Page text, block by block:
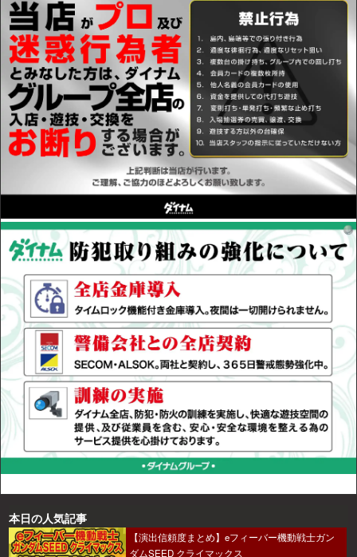
本日の人気記事
【演出信頼度まとめ】eフィーバー機動戦士ガン
ダムSEED クライマックス